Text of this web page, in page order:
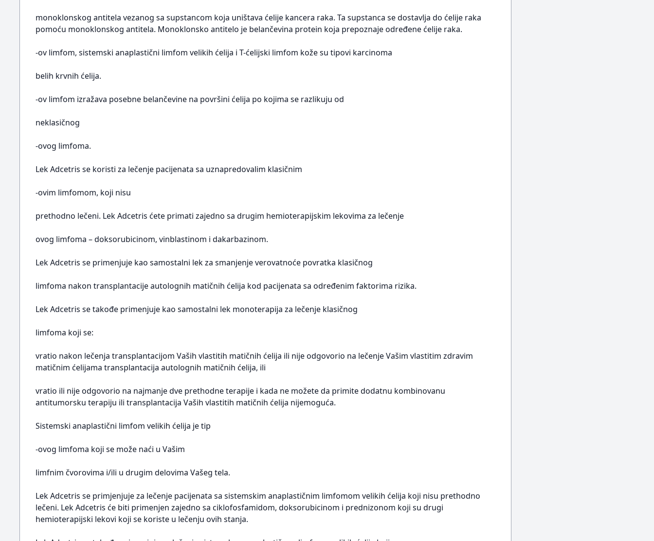
monoklonskog antitela vezanog sa supstancom koja uništava ćelije kancera raka. Ta supstanca se dostavlja do ćelije raka
pomoću monoklonskog antitela. Monoklonsko antitelo je belančevina protein koja prepoznaje određene ćelije raka.
-ov limfom, sistemski anaplastični limfom velikih ćelija i T-ćelijski limfom kože su tipovi karcinoma
belih krvnih ćelija.
-ov limfom izražava posebne belančevine na površini ćelija po kojima se razlikuju od
neklasičnog
-ovog limfoma.
Lek Adcetris se koristi za lečenje pacijenata sa uznapredovalim klasičnim
-ovim limfomom, koji nisu
prethodno lečeni. Lek Adcetris ćete primati zajedno sa drugim hemioterapijskim lekovima za lečenje
ovog limfoma – doksorubicinom, vinblastinom i dakarbazinom.
Lek Adcetris se primenjuje kao samostalni lek za smanjenje verovatnoće povratka klasičnog
limfoma nakon transplantacije autolognih matičnih ćelija kod pacijenata sa određenim faktorima rizika.
Lek Adcetris se takođe primenjuje kao samostalni lek monoterapija za lečenje klasičnog
limfoma koji se:
vratio nakon lečenja transplantacijom Vaših vlastitih matičnih ćelija ili nije odgovorio na lečenje Vašim vlastitim zdravim
matičnim ćelijama transplantacija autolognih matičnih ćelija, ili
vratio ili nije odgovorio na najmanje dve prethodne terapije i kada ne možete da primite dodatnu kombinovanu
antitumorsku terapiju ili transplantacija Vaših vlastitih matičnih ćelija nijemoguća.
Sistemski anaplastični limfom velikih ćelija je tip
-ovog limfoma koji se može naći u Vašim
limfnim čvorovima i/ili u drugim delovima Vašeg tela.
Lek Adcetris se primjenjuje za lečenje pacijenata sa sistemskim anaplastičnim limfomom velikih ćelija koji nisu prethodno
lečeni. Lek Adcetris će biti primenjen zajedno sa ciklofosfamidom, doksorubicinom i prednizonom koji su drugi
hemioterapijski lekovi koji se koriste u lečenju ovih stanja.